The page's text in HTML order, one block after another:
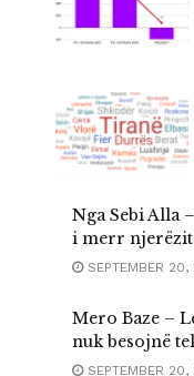
Nga Sebi Alla
i merr njerëzit
SEPTEMBER 20,
Mero Baze –
nuk besojnë
SEPTEMBER 20,